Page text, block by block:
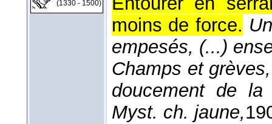
(1330 - 1500)
moins de force.
empesés, (...)
Champs et grèves,
doucement de
Myst. ch. jaune,